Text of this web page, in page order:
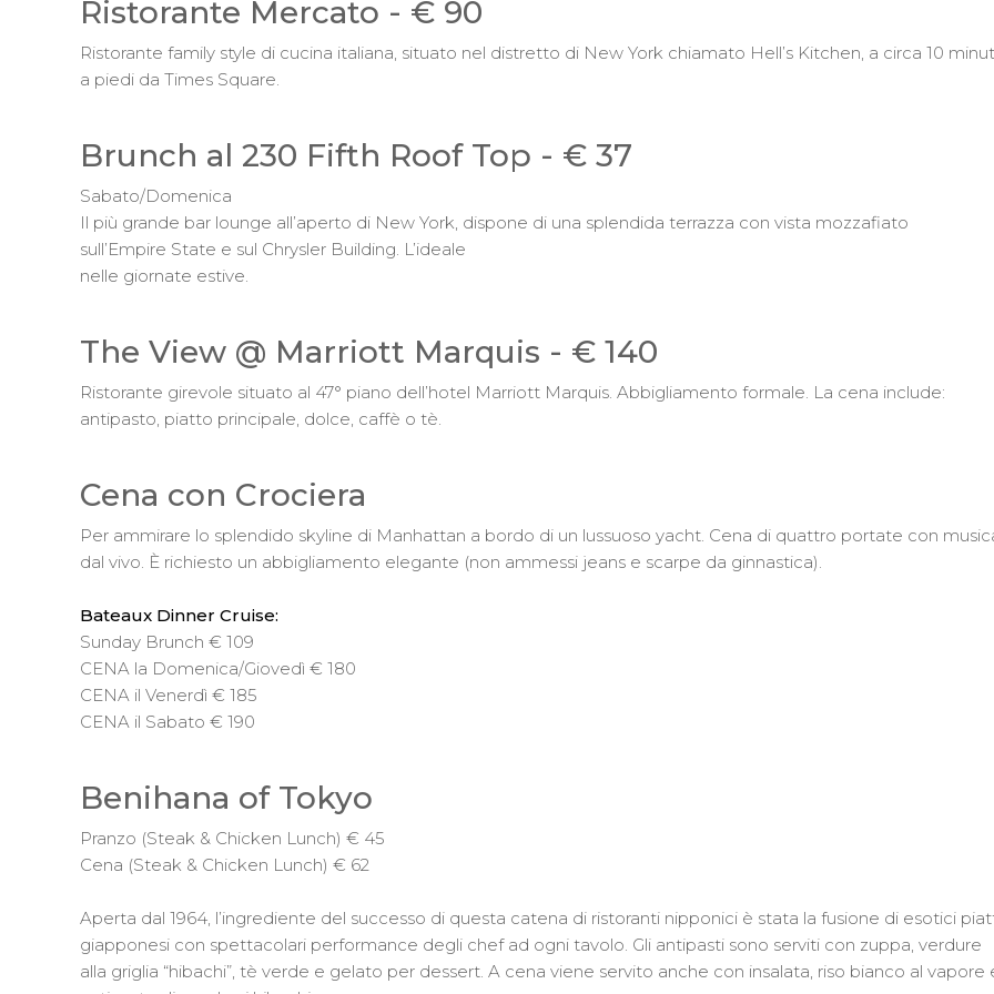
Ristorante Mercato - € 90
Ristorante family style di cucina italiana, situato nel distretto di New York chiamato Hell’s Kitchen, a circa 10
a piedi da Times Square.
Brunch al 230 Fifth Roof Top - € 37
Sabato/Domenica
Il più grande bar lounge all’aperto di New York, dispone di una splendida terrazza con vista mozzafiato
sull’Empire State e sul Chrysler Building. L’ideale
nelle giornate estive.
The View @ Marriott Marquis - € 140
Ristorante girevole situato al 47° piano dell’hotel Marriott Marquis. Abbigliamento formale. La cena include:
antipasto, piatto principale, dolce, caffè o tè.
Cena con Crociera
Per ammirare lo splendido skyline di Manhattan a bordo di un lussuoso yacht. Cena di quattro portate con
dal vivo. È richiesto un abbigliamento elegante (non ammessi jeans e scarpe da ginnastica).
Bateaux Dinner Cruise:
Sunday Brunch € 109
CENA la Domenica/Giovedì € 180
CENA il Venerdì € 185
CENA il Sabato € 190
Benihana of Tokyo
Pranzo (Steak & Chicken Lunch) € 45
Cena (Steak & Chicken Lunch) € 62
Aperta dal 1964, l’ingrediente del successo di questa catena di ristoranti nipponici è stata la fusione di esotici
giapponesi con spettacolari performance degli chef ad ogni tavolo. Gli antipasti sono serviti con zuppa, verdure
alla griglia “hibachi”, tè verde e gelato per dessert. A cena viene servito anche con insalata, riso bianco al vapore